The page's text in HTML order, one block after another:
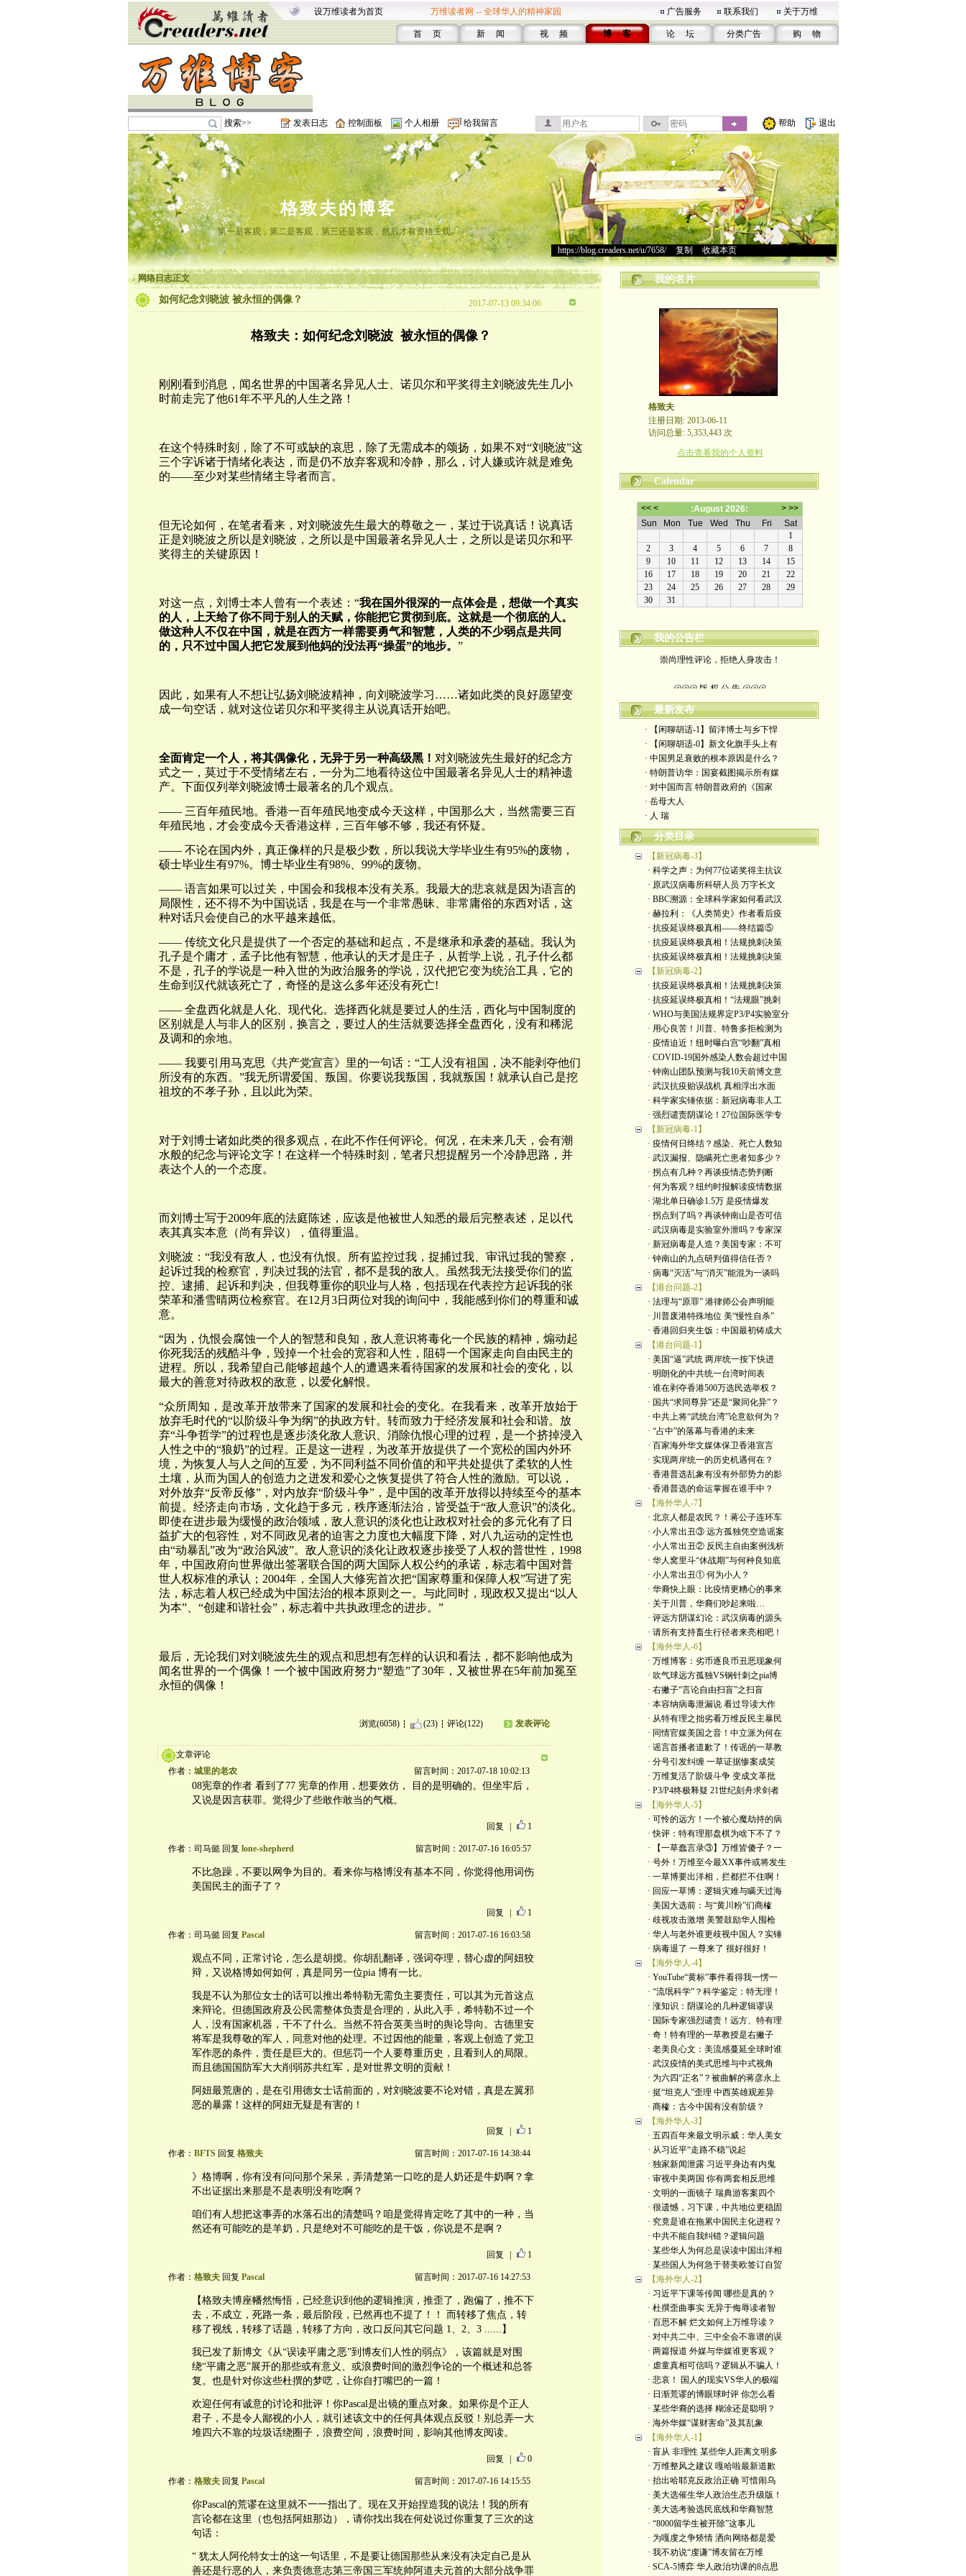
设万维读者为首页 万维读者网 -- 全球华人的精神家园 广告服务 联系我们 关于万维
首 页 新 闻 视 频 博 客 论 坛 分类广告 购 物
搜索>> 发表日志 控制面板 个人相册 给我留言 帮助 退出
格致夫的博客
第一是客观，第二是客观，第三还是客观，然后才有资格主观。
https://blog.creaders.net/u/7658/> 复制 收藏本页
网络日志正文
如何纪念刘晓波 被永恒的偶像？ 2017-07-13 09:34:06
格致夫：如何纪念刘晓波 被永恒的偶像？
刚刚看到消息，闻名世界的中国著名异见人士、诺贝尔和平奖得主刘晓波先生几小
时前走完了他61年不平凡的人生之路！
在这个特殊时刻，除了不可或缺的哀思，除了无需成本的颂扬，如果不对“刘晓波”这
三个字诉诸于情绪化表达，而是仍不放弃客观和冷静，那么，讨人嫌或许就是难免
的——至少对某些情绪主导者而言。
但无论如何，在笔者看来，对刘晓波先生最大的尊敬之一，某过于说真话！说真话
正是刘晓波之所以是刘晓波，之所以是中国最著名异见人士，之所以是诺贝尔和平
奖得主的关键原因！
对这一点，刘博士本人曾有一个表述：“我在国外很深的一点体会是，想做一个真实
的人，上天给了你不同于别人的天赋，你能把它贯彻到底。这就是一个彻底的人。
做这种人不仅在中国，就是在西方一样需要勇气和智慧，人类的不少弱点是共同
的，只不过中国人把它发展到他妈的没法再“操蛋”的地步。 ”
因此，如果有人不想让弘扬刘晓波精神，向刘晓波学习……诸如此类的良好愿望变
成一句空话，就对这位诺贝尔和平奖得主从说真话开始吧。
全面肯定一个人，将其偶像化，无异于另一种高级黑！ 对刘晓波先生最好的纪念方
式之一，莫过于不受情绪左右，一分为二地看待这位中国最著名异见人士的精神遗
产。下面仅列举刘晓波博士最著名的几个观点。
—— 三百年殖民地。香港一百年殖民地变成今天这样，中国那么大，当然需要三百
年殖民地，才会变成今天香港这样，三百年够不够，我还有怀疑。
—— 不论在国内外，真正像样的只是极少数，所以我说大学毕业生有95%的废物，
硕士毕业生有97%。博士毕业生有98%、99%的废物。
—— 语言如果可以过关，中国会和我根本没有关系。我最大的悲哀就是因为语言的
局限性，还不得不为中国说话，我是在与一个非常愚昧、非常庸俗的东西对话，这
种对话只会使自己的水平越来越低。
—— 传统文化只是提供了一个否定的基础和起点，不是继承和承袭的基础。我认为
孔子是个庸才，孟子比他有智慧，他承认的天才是庄子，从哲学上说，孔子什么都
不是，孔子的学说是一种入世的为政治服务的学说，汉代把它变为统治工具，它的
生命到汉代就该死亡了，奇怪的是这么多年还没有死亡!
—— 全盘西化就是人化、现代化。选择西化就是要过人的生活，西化与中国制度的
区别就是人与非人的区别，换言之，要过人的生活就要选择全盘西化，没有和稀泥
及调和的余地。
—— 我要引用马克思《共产党宣言》里的一句话：“工人没有祖国，决不能剥夺他们
所没有的东西。”我无所谓爱国、叛国。你要说我叛国，我就叛国！就承认自己是挖
祖坟的不孝子孙，且以此为荣。
对于刘博士诸如此类的很多观点，在此不作任何评论。 何况，在未来几天，会有潮
水般的纪念与评论文字！在这样一个特殊时刻，笔者只想提醒另一个冷静思路，并
表达个人的一个态度。
而刘博士写于2009年底的法庭陈述，应该是他被世人知悉的最后完整表述，足以代
表其真实本意（尚有异议），值得重温。
刘晓波： “我没有敌人，也没有仇恨。所有监控过我，捉捕过我、审讯过我的警察，
起诉过我的检察官，判决过我的法官，都不是我的敌人。虽然我无法接受你们的监
控、逮捕、起诉和判决，但我尊重你的职业与人格，包括现在代表控方起诉我的张
荣革和潘雪晴两位检察官。在12月3日两位对我的询问中，我能感到你们的尊重和诚
意。
“因为，仇恨会腐蚀一个人的智慧和良知，敌人意识将毒化一个民族的精神，煽动起
你死我活的残酷斗争，毁掉一个社会的宽容和人性，阻碍一个国家走向自由民主的
进程。所以，我希望自己能够超越个人的遭遇来看待国家的发展和社会的变化，以
最大的善意对待政权的敌意，以爱化解恨。
“众所周知，是改革开放带来了国家的发展和社会的变化。在我看来，改革开放始于
放弃毛时代的“以阶级斗争为纲”的执政方针。转而致力于经济发展和社会和谐。放
弃“斗争哲学”的过程也是逐步淡化敌人意识、消除仇恨心理的过程，是一个挤掉浸入
人性之中的“狼奶”的过程。正是这一进程，为改革开放提供了一个宽松的国内外环
境，为恢复人与人之间的互爱，为不同利益不同价值的和平共处提供了柔软的人性
土壤，从而为国人的创造力之迸发和爱心之恢复提供了符合人性的激励。可以说，
对外放弃“反帝反修”，对内放弃“阶级斗争”，是中国的改革开放得以持续至今的基本
前提。经济走向市场，文化趋于多元，秩序逐渐法治，皆受益于“敌人意识”的淡化。
即使在进步最为缓慢的政治领域，敌人意识的淡化也让政权对社会的多元化有了日
益扩大的包容性，对不同政见者的迫害之力度也大幅度下降，对八九运动的定性也
由“动暴乱”改为“政治风波”。敌人意识的淡化让政权逐步接受了人权的普世性，1998
年，中国政府向世界做出签署联合国的两大国际人权公约的承诺，标志着中国对普
世人权标准的承认；2004年，全国人大修宪首次把“国家尊重和保障人权”写进了宪
法，标志着人权已经成为中国法治的根本原则之一。与此同时，现政权又提出“以人
为本”、“创建和谐社会”，标志着中共执政理念的进步。”
最后，无论我们对刘晓波先生的观点和思想有怎样的认识和看法，都不影响他成为
闻名世界的一个偶像！一个被中国政府努力“塑造”了30年，又被世界在5年前加冕至
永恒的偶像！
浏览(6058) (23) 评论(122) 发表评论
文章评论
作者： 城里的老农 留言时间：2017-07-18 10:02:13
08宪章的作者 看到了77 宪章的作用，想要效仿， 目的是明确的。但坐牢后，
又说是因言获罪。觉得少了些敢作敢当的气概。
回复 1
作者：司马懿 回复 lone-shepherd 留言时间：2017-07-16 16:05:57
不比急躁，不要以网争为目的。看来你与格博没有基本不同，你觉得他用词伤
美国民主的面子了？
回复 1
作者：司马懿 回复 Pascal 留言时间：2017-07-16 16:03:58
观点不同，正常讨论，怎么是胡搅。你胡乱翻译，强词夺理，替心虚的阿妞狡
辩，又说格博如何如何，真是同另一位pia 博有一比。
我是不认为那位女士的话可以推出希特勒无需负主要责任，可以其为元首这点
来辩论。但德国政府及公民需整体负责是合理的，从此入手，希特勒不过一个
人，没有国家机器，干不了什么。当然不符合英美当时的舆论导向。古德里安
将军是我尊敬的军人，同意对他的处理。不过因他的能量，客观上创造了党卫
军作恶的条件，责任是巨大的。但惩罚一个人要尊重历史，且看到人的局限。
而且德国国防军大大削弱苏共红军，是对世界文明的贡献！
阿妞最荒唐的，是在引用德女士话前面的，对刘晓波要不论对错，真是左翼邪
恶的暴露！这样的阿妞无疑是有害的！
回复 1
作者： BFTS 回复 格致夫 留言时间：2017-07-16 14:38:44
》格博啊，你有没有问问那个呆呆，弄清楚第一口吃的是人奶还是牛奶啊？拿
不出证据出来那是不是表明没有吃啊？
咱们有人想把这事弄的水落石出的清楚吗？咱是觉得肯定吃了其中的一种，当
然还有可能吃的是羊奶，只是绝对不可能吃的是干饭，你说是不是啊？
回复 1
作者： 格致夫回复 Pascal 留言时间：2017-07-16 14:27:53
【格致夫博座幡然悔悟，已经意识到他的逻辑推演，推歪了，跑偏了，推不下
去，不成立，死路一条，最后阶段，已然再也不提了！！ 而转移了焦点，转
移了视线，转移了话题，转移了方向，改口反问其它问题 1、2、3 ......】
我已发了新博文《从“误读平庸之恶”到博友们人性的弱点》，该篇就是对围
绕“平庸之恶”展开的那些或有意义、或浪费时间的激烈争论的一个概述和总答
复。也是针对你这些杜撰的梦呓，让你自打嘴巴的一篇！
欢迎任何有诚意的讨论和批评！你Pascal是出镜的重点对象。如果你是个正人
君子，不是令人鄙视的小人，就引述该文中的任何具体观点反驳！别总弄一大
堆四六不靠的垃圾话绕圈子，浪费空间，浪费时间，影响其他博友阅读。
回复 0
作者： 格致夫回复 Pascal 留言时间：2017-07-16 14:15:55
你Pascal的荒谬在这里就不一一指出了。现在又开始捏造我的说法！我的所有
言论都在这里（也包括阿妞那边），请你找出我在何处说过你重复了三次的这
句话：
“ 犹太人阿伦特女士的这一句话里，不是要让德国那些从来没有决定自己是从
善还是行恶的人，来负责德意志第三帝国三军统帅阿道夫元首的大部分战争罪
我的名片
格致夫
注册日期: 2013-06-11
访问总量: 5,353,443 次
点击查看我的个人资料
Calendar
我的公告栏
崇尚理性评论，拒绝人身攻击！
本博客所发布文章，
除特别注明者外，均为原创。
转载或制作视频，
须注明如下版权信息：
作者（格致夫）和出处（万维链接）
最新发布
· 【闲聊胡适-1】留洋博士与乡下悍
· 【闲聊胡适-0】新文化旗手头上有
· 中国男足衰败的根本原因是什么？
· 特朗普访华：国宴截图揭示所有媒
· 对中国而言 特朗普政府的《国家
· 岳母大人
· 人 瑞
分类目录
【新冠病毒-3】
· 科学之声：为何77位诺奖得主抗议
· 原武汉病毒所科研人员 万字长文
· BBC溯源：全球科学家如何看武汉
· 赫拉利：《人类简史》作者看后疫
· 抗疫延误终极真相——终结篇⑤
· 抗疫延误终极真相！法规挑刺决策
· 抗疫延误终极真相！法规挑刺决策
【新冠病毒-2】
· 抗疫延误终极真相！法规挑刺决策
· 抗疫延误终极真相！“法规眼”挑刺
· WHO与美国法规界定P3/P4实验室分
· 用心良苦！川普、特鲁多拒检测为
· 疫情迫近！纽时曝白宫“吵翻”真相
· COVID-19国外感染人数会超过中国
· 钟南山团队预测与我10天前博文意
· 武汉抗疫贻误战机 真相浮出水面
· 科学家实锤依据：新冠病毒非人工
· 强烈谴责阴谋论！27位国际医学专
【新冠病毒-1】
· 疫情何日终结？感染、死亡人数知
· 武汉漏报、隐瞒死亡患者知多少？
· 拐点有几种？再谈疫情态势判断
· 何为客观？纽约时报解读疫情数据
· 湖北单日确诊1.5万 是疫情爆发
· 拐点到了吗？再谈钟南山是否可信
· 武汉病毒是实验室外泄吗？专家深
· 新冠病毒是人造？美国专家：不可
· 钟南山的九点研判值得信任否？
· 病毒“灭活”与“消灭”能混为一谈吗
【港台问题-2】
· 法理与“原罪” 港律师公会声明能
· 川普废港特殊地位 美“慢性自杀”
· 香港回归夹生饭：中国最初铸成大
【港台问题-1】
· 美国“逼”武统 两岸统一按下快进
· 明朗化的中共统一台湾时间表
· 谁在剥夺香港500万选民选举权？
· 国共“求同尊异”还是“聚同化异”？
· 中共上将“武统台湾”论意欲何为？
· “占中”的落幕与香港的未来
· 百家海外华文媒体保卫香港宣言
· 实现两岸统一的历史机遇何在？
· 香港普选乱象有没有外部势力的影
· 香港普选的命运掌握在谁手中？
【海外华人-7】
· 北京人都是农民？！蒋公子连环车
· 小人常出丑③ 远方孤独凭空造谣案
· 小人常出丑② 反民主自由案例浅析
· 华人窝里斗“休战期”与何种良知底
· 小人常出丑① 何为小人？
· 华裔快上眼：比疫情更糟心的事来
· 关于川普，华裔们吵起来啦…
· 评远方阴谋幻论：武汉病毒的源头
· 请所有支持畜生行径者来亮相吧！
【海外华人-6】
· 万维博客：劣币逐良币丑恶现象何
· 吹气球远方孤独VS钢针刺之pia博
· 右撇子“言论自由扫盲”之扫盲
· 本容纳病毒泄漏说 看过导读大作
· 从特有理之拙劣看万维反民主暴民
· 同情官媒美国之音！中立派为何在
· 谣言首播者道歉了！传谣的一草教
· 分号引发纠缠 一草证据惨案成笑
· 万维复活了阶级斗争 变成文革批
· P3/P4终极释疑 21世纪刻舟求剑者
【海外华人-5】
· 可怜的远方！一个被心魔劫持的病
· 快评：特有理那盘棋为啥下不了？
· 【一草蠢言录③】万维皆傻子？一
· 号外！万维至今最XX事件或将发生
· 一草博要出洋相，拦都拦不住啊！
· 回应一草博：逻辑灾难与瞒天过海
· 美国大选前：与“黄川粉”们商榷
· 歧视攻击激增 美警鼓励华人囤枪
· 华人与老外谁更歧视中国人？实锤
· 病毒退了 一尊来了 很好很好！
【海外华人-4】
· YouTube“黄标”事件看得我一愣一
· “流氓科学”？科学鉴定：特无理！
· 涨知识：阴谋论的几种逻辑谬误
· 国际专家强烈谴责！远方、特有理
· 奇！特有理的一草教授是右撇子
· 老美良心文：美流感蔓延全球时谁
· 武汉疫情的美式思维与中式视角
· 为六四“正名”？被曲解的蒋彦永上
· 挺“坦克人”歪理 中西英雄观差异
· 商榷：古今中国有没有阶级？
【海外华人-3】
· 五四百年来最文明示威：华人美女
· 从习近平“走路不稳”说起
· 独家新闻泄露 习近平身边有内鬼
· 审视中美两国 你有两套相反思维
· 文明的一面镜子 瑞典游客案四个
· 很遗憾，习下课，中共地位更稳固
· 究竟是谁在拖累中国民主化进程？
· 中共不能自我纠错？逻辑问题
· 某些华人为何总是误读中国出洋相
· 某些国人为何急于替美欧签订自贸
【海外华人-2】
· 习近平下课等传闻 哪些是真的？
· 杜撰歪曲事实 无异于侮辱读者智
· 百思不解 烂文如何上万维导读？
· 对中共二中、三中全会不靠谱的误
· 两篇报道 外媒与华媒谁更客观？
· 虐童真相可信吗？逻辑从不骗人！
· 悲哀！ 国人的现实VS华人的极端
· 日渐荒谬的博眼球时评 你怎么看
· 某些华裔的选择 糊涂还是聪明？
· 海外华媒“谋财害命”及其乱象
【海外华人-1】
· 盲从 非理性 某些华人距离文明多
· 万维整风之建议 嘎哈啦最新道歉
· 抬出哈耶克反政治正确 可惜闹乌
· 美大选催生华人政治生态升级版！
· 美大选考验选民底线和华裔智慧
· “8000留学生被开除”这事儿
· 为嘎虔之争矫情 洒向网络都是爱
· 我不劝说“虔谦”博友留在万维
· SCA-5博弈 华人政治功课的8点思